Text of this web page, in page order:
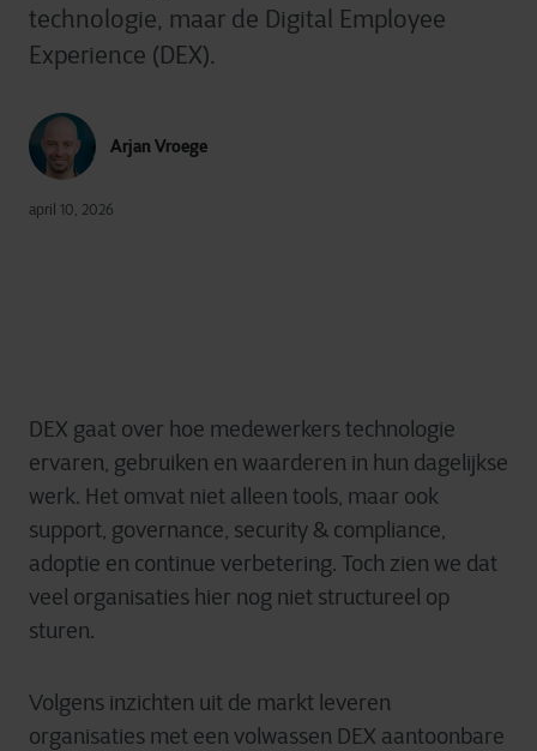
technologie, maar de Digital Employee
Experience (DEX).
Arjan Vroege
april 10, 2026
DEX gaat over hoe medewerkers technologie
ervaren, gebruiken en waarderen in hun dagelijkse
werk. Het omvat niet alleen tools, maar ook
support, governance, security & compliance,
adoptie en continue verbetering. Toch zien we dat
veel organisaties hier nog niet structureel op
sturen.
Volgens inzichten uit de markt leveren
organisaties met een volwassen DEX aantoonbare